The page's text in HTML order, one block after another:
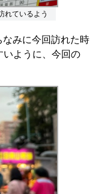
れているよう
みに今回訪れた時
ように、今回の